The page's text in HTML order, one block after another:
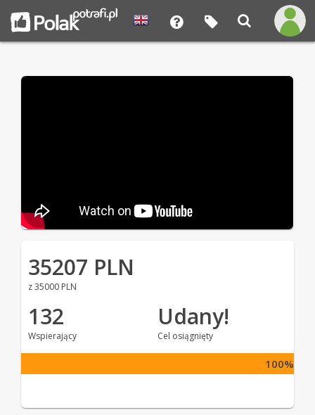
35207 PLN
z 35000 PLN
132
Wspierający
Udany!
Cel osiągnięty
100%